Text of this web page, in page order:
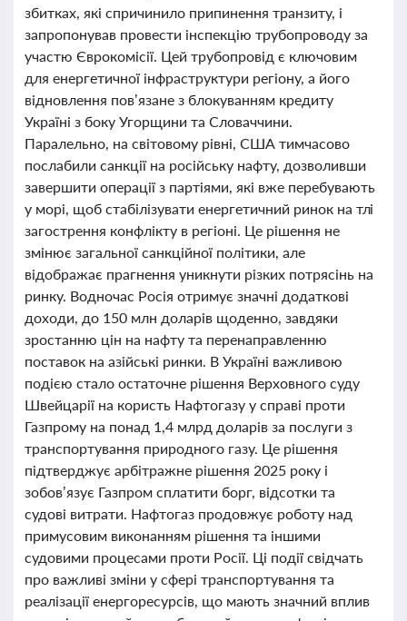
збитках, які спричинило припинення транзиту, і
запропонував провести інспекцію трубопроводу за
участю Єврокомісії. Цей трубопровід є ключовим
для енергетичної інфраструктури регіону, а його
відновлення пов’язане з блокуванням кредиту
Україні з боку Угорщини та Словаччини.
Паралельно, на світовому рівні, США тимчасово
послабили санкції на російську нафту, дозволивши
завершити операції з партіями, які вже перебувають
у морі, щоб стабілізувати енергетичний ринок на тлі
загострення конфлікту в регіоні. Це рішення не
змінює загальної санкційної політики, але
відображає прагнення уникнути різких потрясінь на
ринку. Водночас Росія отримує значні додаткові
доходи, до 150 млн доларів щоденно, завдяки
зростанню цін на нафту та перенаправленню
поставок на азійські ринки. В Україні важливою
подією стало остаточне рішення Верховного суду
Швейцарії на користь Нафтогазу у справі проти
Газпрому на понад 1,4 млрд доларів за послуги з
транспортування природного газу. Це рішення
підтверджує арбітражне рішення 2025 року і
зобов’язує Газпром сплатити борг, відсотки та
судові витрати. Нафтогаз продовжує роботу над
примусовим виконанням рішення та іншими
судовими процесами проти Росії. Ці події свідчать
про важливі зміни у сфері транспортування та
реалізації енергоресурсів, що мають значний вплив